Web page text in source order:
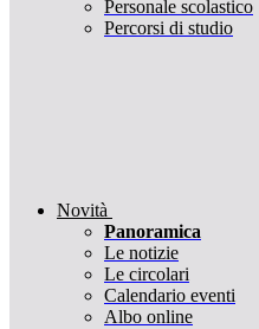
Personale scolastico
Percorsi di studio
Novità
Panoramica
Le notizie
Le circolari
Calendario eventi
Albo online